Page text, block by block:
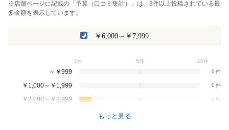
※店舗ページに記載の「予算（口コミ集計）」は、3件以上投稿されている最
多金額を表示しています。
￥6,000～￥7,999
0件 5件 10件
～￥999 0
￥1,000～￥1,999 0
￥2,000～￥2,999 1
もっと見る